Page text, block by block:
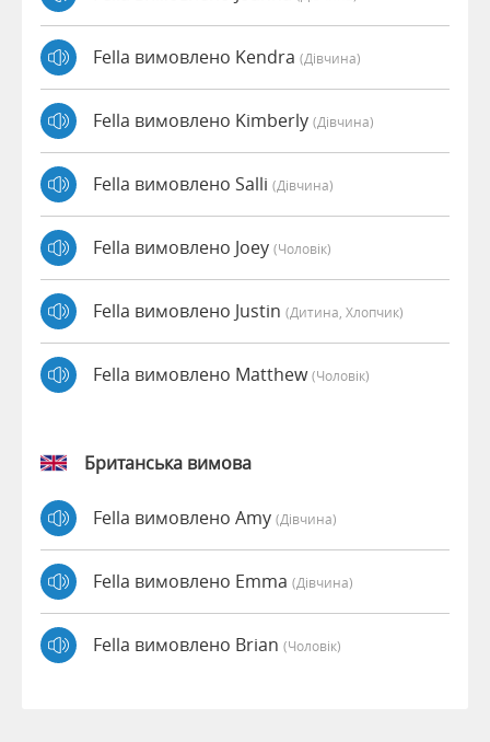
Fella вимовлено Kendra (дівчина)
Fella вимовлено Kimberly (дівчина)
Fella вимовлено Salli (дівчина)
Fella вимовлено Joey (чоловік)
Fella вимовлено Justin (дитина, Хлопчик)
Fella вимовлено Matthew(чоловік)
Британська вимова
Fella вимовлено Amy (дівчина)
Fella вимовлено Emma (дівчина)
Fella вимовлено Brian (чоловік)